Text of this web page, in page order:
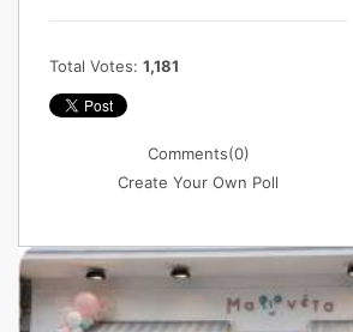
Total Votes: 1,181
Comments(0)
Create Your Own Poll